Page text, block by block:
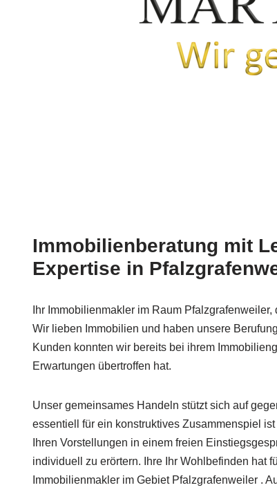
Immobilienberatung mit
Expertise in
Ihr Immobilienmakler im Raum
Wir lieben Immobilien und haben unsere
Kunden konnten wir bereits bei ihrem
Erwartungen übertroffen hat.
Unser gemeinsames Handeln stützt sich auf
essentiell für ein konstruktives Zusammenspiel
Ihren Vorstellungen in einem freien
individuell zu erörtern. Ihre Ihr Wohlbefinden hat
Immobilienmakler im Gebiet Pfalzgrafenweiler .